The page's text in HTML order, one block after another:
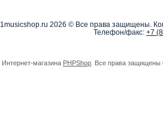
2026 © Все права защищены.
Телефон/факс: +7
магазина PHPShop . Все права защищены